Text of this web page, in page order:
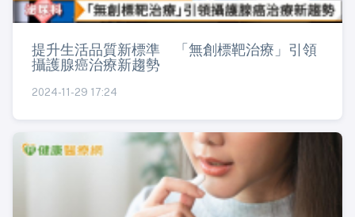
提升生活品質新標準 「無創標靶治療」引領
攝護腺癌治療新趨勢
2024-11-29 17:24